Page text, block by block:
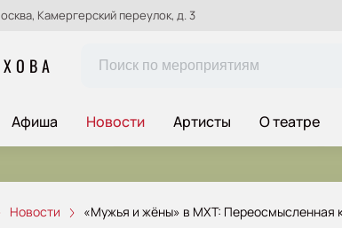
Камергерский переулок, д. 3
Афиша Новости Артисты О театре
Новости «Мужья и жёны» в МХТ: Переосмысленная